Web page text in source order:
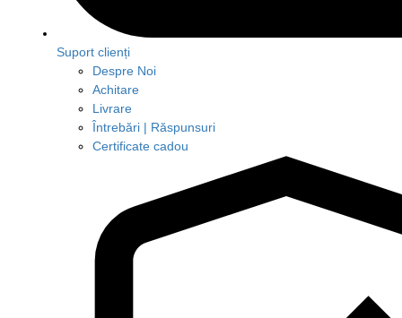
Suport clienți
Despre Noi
Achitare
Livrare
Întrebări | Răspunsuri
Certificate cadou